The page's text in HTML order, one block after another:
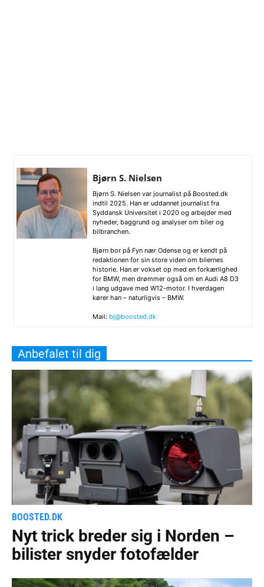
Bjørn S. Nielsen
Bjørn S. Nielsen var journalist på Boosted.dk
indtil 2025. Han er uddannet journalist fra
Syddansk Universitet i 2020 og arbejder med
nyheder, baggrund og analyser om biler og
bilbranchen.
Bjørn bor på Fyn nær Odense og er kendt på
redaktionen for sin store viden om bilernes
historie. Han er vokset op med en forkærlighed
for BMW, men drømmer også om en Audi A8 D3
i lang udgave med W12-motor. I hverdagen
kører han – naturligvis – BMW.
Mail: bj@boosted.dk